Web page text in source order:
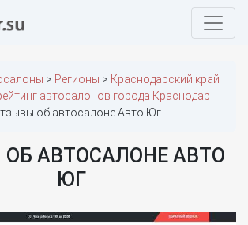
Регионы
Краснодарский край
автосалонов города Краснодар
об автосалоне Авто Юг
АВТОСАЛОНЕ АВТО
ЮГ